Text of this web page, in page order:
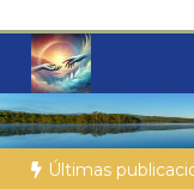
contenido
Fe para
Reflexiones
búsqueda
Últimas
LA PERSONA